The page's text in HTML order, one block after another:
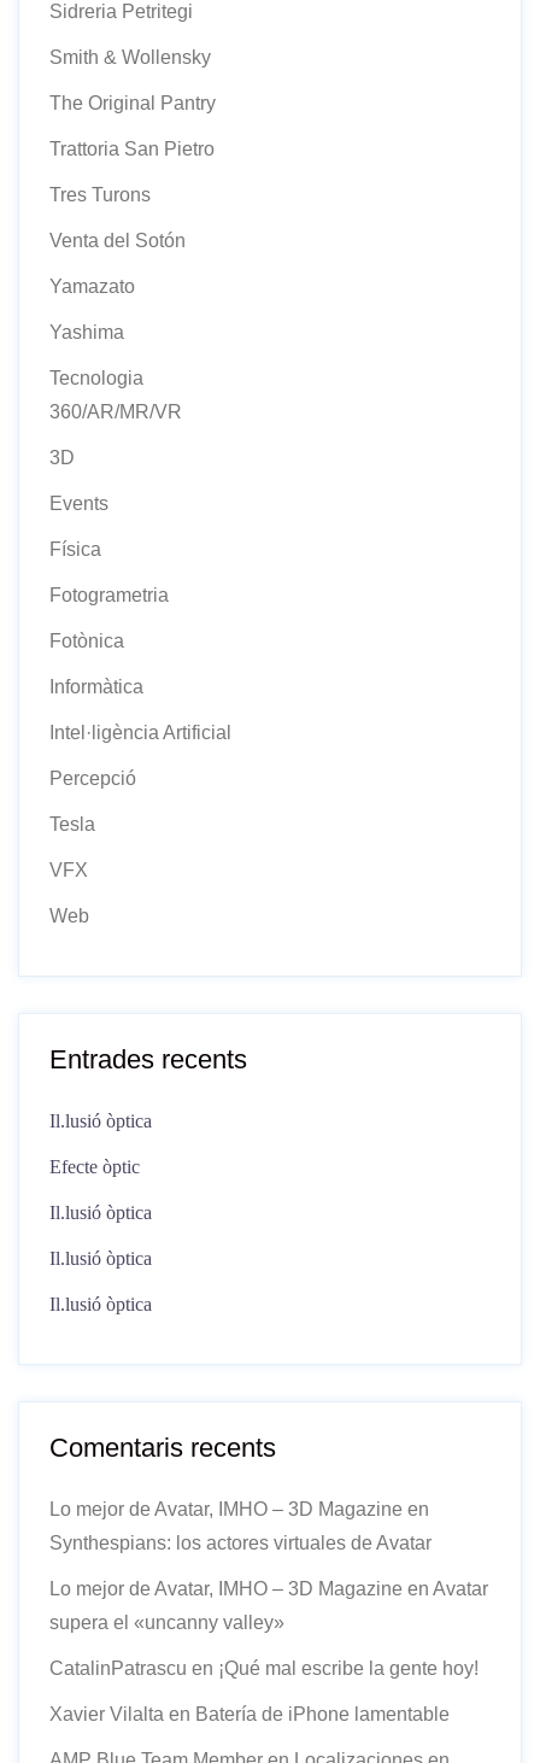
Sidreria Petritegi
Smith & Wollensky
The Original Pantry
Trattoria San Pietro
Tres Turons
Venta del Sotón
Yamazato
Yashima
Tecnologia
360/AR/MR/VR
3D
Events
Física
Fotogrametria
Fotònica
Informàtica
Intel·ligència Artificial
Percepció
Tesla
VFX
Web
Entrades recents
Il.lusió òptica
Efecte òptic
Il.lusió òptica
Il.lusió òptica
Il.lusió òptica
Comentaris recents
Lo mejor de Avatar, IMHO – 3D Magazine en
Synthespians: los actores virtuales de Avatar
Lo mejor de Avatar, IMHO – 3D Magazine en Avatar
supera el «uncanny valley»
CatalinPatrascu en ¡Qué mal escribe la gente hoy!
Xavier Vilalta en Batería de iPhone lamentable